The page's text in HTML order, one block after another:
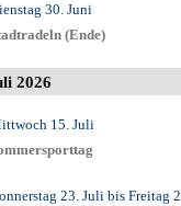
30. Juni
(Ende)
2026
15. Juli
23. Julibis Freitag